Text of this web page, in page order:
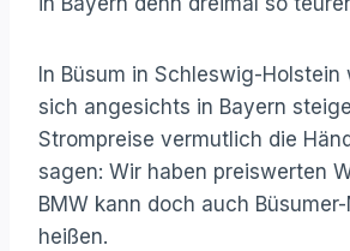
In Büsum in Schleswig-Holstein
sich angesichts in Bayern
Strompreise vermutlich die
sagen: Wir haben preiswerten
BMW kann doch auch
heißen.